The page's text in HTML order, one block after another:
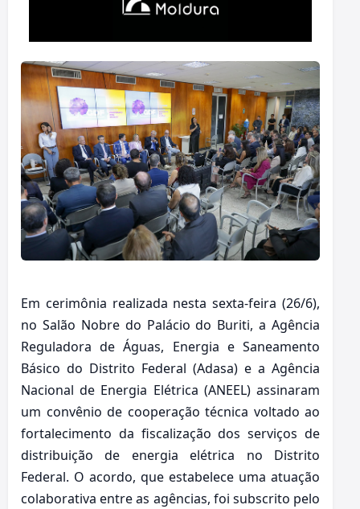
Em cerimônia realizada nesta sexta-feira (26/6),
no Salão Nobre do Palácio do Buriti, a Agência
Reguladora de Águas, Energia e Saneamento
Básico do Distrito Federal (Adasa) e a Agência
Nacional de Energia Elétrica (ANEEL) assinaram
um convênio de cooperação técnica voltado ao
fortalecimento da fiscalização dos serviços de
distribuição de energia elétrica no Distrito
Federal. O acordo, que estabelece uma atuação
colaborativa entre as agências, foi subscrito pelo